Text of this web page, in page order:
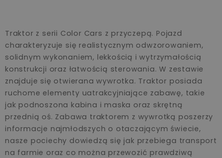
Traktor z serii Color Cars z przyczepą. Pojazd
charakteryzuje się realistycznym odwzorowaniem,
solidnym wykonaniem, lekkością i wytrzymałością
konstrukcji oraz łatwością sterowania. W zestawie
znajduje się otwierana wywrotka. Traktor posiada
ruchome elementy uatrakcyjniające zabawę, takie
jak podnoszona kabina i maska oraz skrętną
przednią oś. Zabawa traktorem z wywrotką poszerzy
informacje najmłodszych o otaczającym świecie,
nasze pociechy dowiedzą się jak przebiega transport
na farmie oraz co można przewozić prawdziwą